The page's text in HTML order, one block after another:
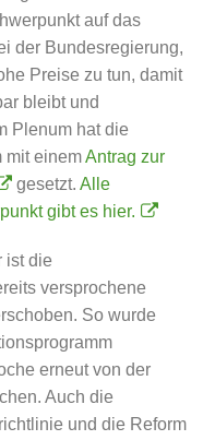
auf das
der Bundesregierung,
Preise zu tun, damit
bleibt und
Plenum hat die
mit einemAntrag zur
gesetzt. Alle
gibt es hier.
ist die
versprochene
So wurde
erneut von der
Auch die
und die Reform